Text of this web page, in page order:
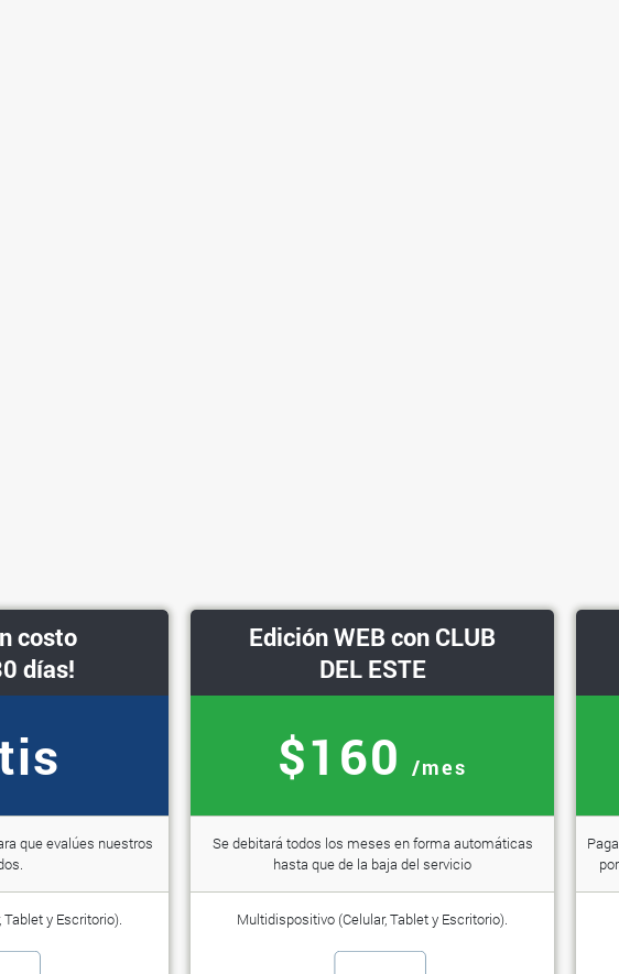
costo
días!
que evalúes nuestros
y Escritorio).
Edición WEB con CLUB
DEL ESTE
$160 /mes
Se debitará todos los meses en forma automáticas
hasta que de la baja del servicio
Multidispositivo (Celular, Tablet y Escritorio).